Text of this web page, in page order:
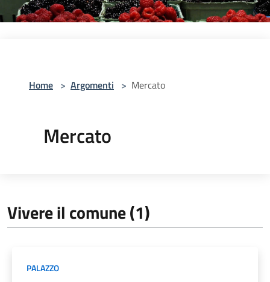
Home > Argomenti > Mercato
Mercato
Vivere il comune (1)
PALAZZO